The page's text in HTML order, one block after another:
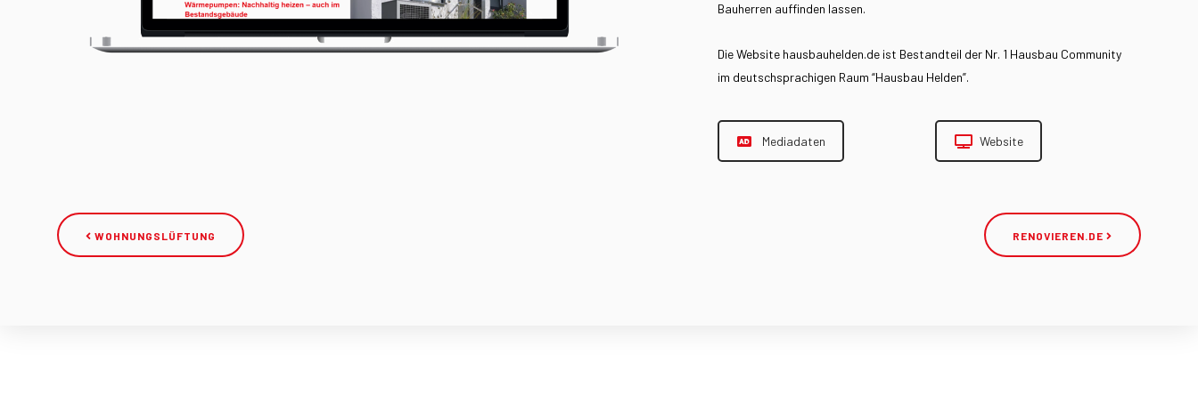
Bauherren auffinden lassen.
Die Website hausbauhelden.de ist Bestandteil der Nr. 1 Hausbau Community
im deutschsprachigen Raum “Hausbau Helden”.
Mediadaten Website
WOHNUNGSLÜFTUNG RENOVIEREN.DE